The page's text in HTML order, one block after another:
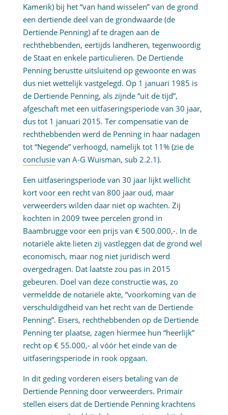
Kamerik) bij het “van hand wisselen” van de grond
een dertiende deel van de grondwaarde (de
Dertiende Penning) af te dragen aan de
rechthebbenden, eertijds landheren, tegenwoordig
de Staat en enkele particulieren. De Dertiende
Penning berustte uitsluitend op gewoonte en was
dus niet wettelijk vastgelegd. Op 1 januari 1985 is
de Dertiende Penning, als zijnde “uit de tijd”,
afgeschaft met een uitfaseringsperiode van 30 jaar,
dus tot 1 januari 2015. Ter compensatie van de
rechthebbenden werd de Penning in haar nadagen
tot “Negende” verhoogd, namelijk tot 11% (zie de
conclusievan A-G Wuisman, sub 2.2.1).
Een uitfaseringsperiode van 30 jaar lijkt wellicht
kort voor een recht van 800 jaar oud, maar
verweerders wilden daar niet op wachten. Zij
kochten in 2009 twee percelen grond in
Baambrugge voor een prijs van € 500.000,-. In de
notariële akte lieten zij vastleggen dat de grond wel
economisch, maar nog niet juridisch werd
overgedragen. Dat laatste zou pas in 2015
gebeuren. Doel van deze constructie was, zo
vermeldde de notariële akte, “voorkoming van de
verschuldigdheid van het recht van de Dertiende
Penning”. Eisers, rechthebbenden op de Dertiende
Penning ter plaatse, zagen hiermee hun “heerlijk”
recht op € 55.000,- al vóór het einde van de
uitfaseringsperiode in rook opgaan.
In dit geding vorderen eisers betaling van de
Dertiende Penning door verweerders. Primair
stellen eisers dat de Dertiende Penning krachtens